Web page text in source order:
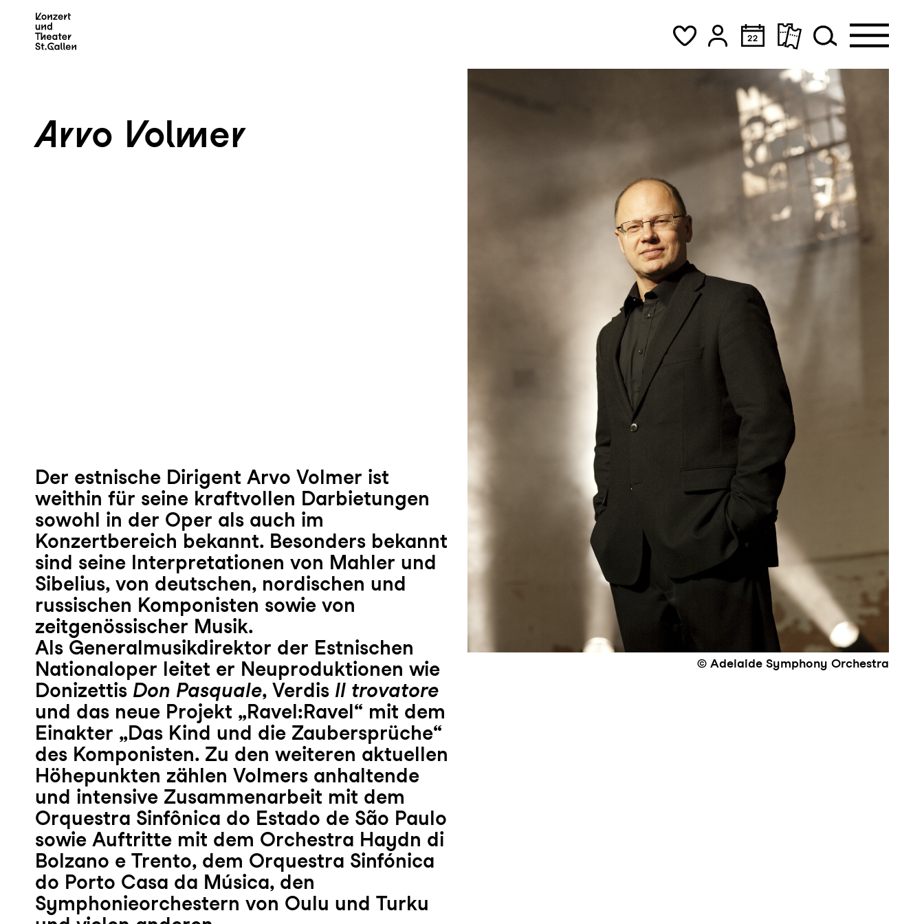
Arvo Volmer
© Adelaide Symphony Orchestra
Der estnische Dirigent Arvo Volmer ist
weithin für seine kraftvollen Darbietungen
sowohl in der Oper als auch im
Konzertbereich bekannt. Besonders bekannt
sind seine Interpretationen von Mahler und
Sibelius, von deutschen, nordischen und
russischen Komponisten sowie von
zeitgenössischer Musik.
Als Generalmusikdirektor der Estnischen
Nationaloper leitet er Neuproduktionen wie
Donizettis Don Pasquale, Verdis Il trovatore
und das neue Projekt „Ravel:Ravel“ mit dem
Einakter „Das Kind und die Zaubersprüche“
des Komponisten. Zu den weiteren aktuellen
Höhepunkten zählen Volmers anhaltende
und intensive Zusammenarbeit mit dem
Orquestra Sinfônica do Estado de São Paulo
sowie Auftritte mit dem Orchestra Haydn di
Bolzano e Trento, dem Orquestra Sinfónica
do Porto Casa da Música, den
Symphonieorchestern von Oulu und Turku